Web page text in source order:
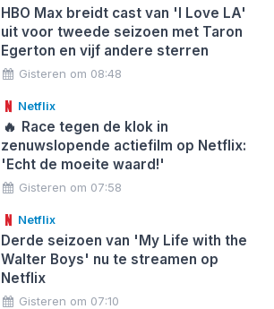
HBO Max breidt cast van 'I Love LA'
uit voor tweede seizoen met Taron
Egerton en vijf andere sterren
Gisteren om 08:48
Netflix
🔥 Race tegen de klok in
zenuwslopende actiefilm op Netflix:
'Echt de moeite waard!'
Gisteren om 07:58
Netflix
Derde seizoen van 'My Life with the
Walter Boys' nu te streamen op
Netflix
Gisteren om 07:10